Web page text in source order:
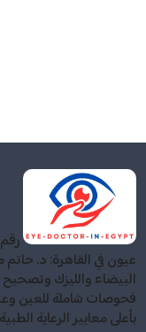
عيون في القاهرة: د.
البيضاء والليزك وتصحيح
فحوصات شاملة للعين
بأعلى معايير الرعاية